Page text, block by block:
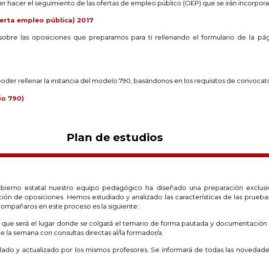
hacer el seguimiento de las ofertas de empleo público (OEP) que se irán
empleo pública) 2017
las oposiciones que preparamos para ti rellenando el formulario de la
rellenar la instancia del modelo 790, basándonos en los requisitos de
790)
Plan de estudios
estatal nuestro equipo pedagógico ha diseñado una preparación
de oposiciones. Hemos estudiado y analizado las características de las
en este proceso es la siguiente:
que será el lugar donde se colgará el temario de forma pautada y
la semana con consultas directas al/la formador/a.
y actualizado por los mismos profesores. Se informará de todas las